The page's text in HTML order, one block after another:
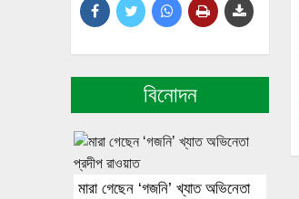
বিনোদন
মারা গেছেন ‘গজনি’ খ্যাত অভিনেতা